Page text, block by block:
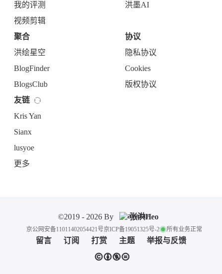
我的评测
视频剪辑
洪墨AI
聚合
洪绘星空
BlogFinder
BlogsClub
协议
隐私协议
Cookies
版权协议
友链
Kris Yan
Sianx
lusyoe
更多
©2019 - 2026 By 张洪Heo
京公网安备11011402054421号京ICP备19051325号-2 所有业务正常
留言 订阅 打赏 主题 举报与反馈